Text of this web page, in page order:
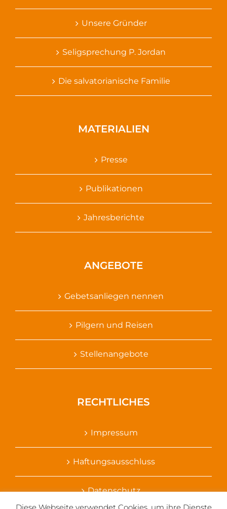
Unsere Gründer
Seligsprechung P. Jordan
Die salvatorianische Familie
MATERIALIEN
Presse
Publikationen
Jahresberichte
ANGEBOTE
Gebetsanliegen nennen
Pilgern und Reisen
Stellenangebote
RECHTLICHES
Impressum
Haftungsausschluss
Datenschutz
Diese Webseite verwendet Cookies, um ihre Dienste